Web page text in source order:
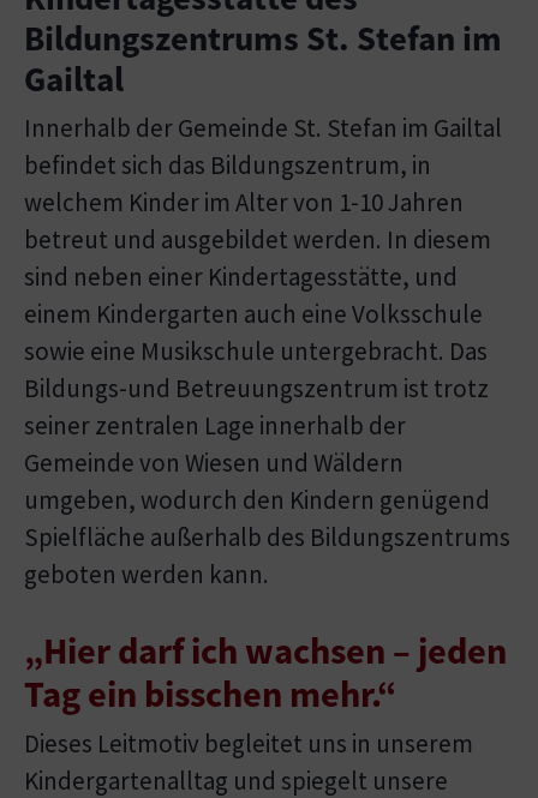
Bildungszentrums St. Stefan im
Gailtal
Innerhalb der Gemeinde St. Stefan im Gailtal
befindet sich das Bildungszentrum, in
welchem Kinder im Alter von 1-10 Jahren
betreut und ausgebildet werden. In diesem
sind neben einer Kindertagesstätte, und
einem Kindergarten auch eine Volksschule
sowie eine Musikschule untergebracht. Das
Bildungs-und Betreuungszentrum ist trotz
seiner zentralen Lage innerhalb der
Gemeinde von Wiesen und Wäldern
umgeben, wodurch den Kindern genügend
Spielfläche außerhalb des Bildungszentrums
geboten werden kann.
„Hier darf ich wachsen – jeden
Tag ein bisschen mehr.“
Dieses Leitmotiv begleitet uns in unserem
Kindergartenalltag und spiegelt unsere